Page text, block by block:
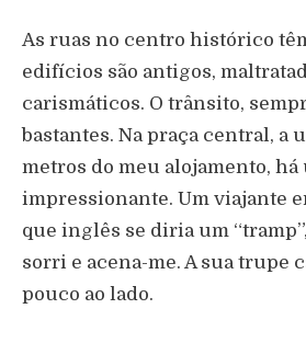
As ruas no centro histórico
edifícios são antigos,
carismáticos. O trânsito,
bastantes. Na praça central, a
metros do meu alojamento, há
impressionante. Um viajante
que inglês se diria um
sorri e acena-me. A sua trupe
pouco ao lado.